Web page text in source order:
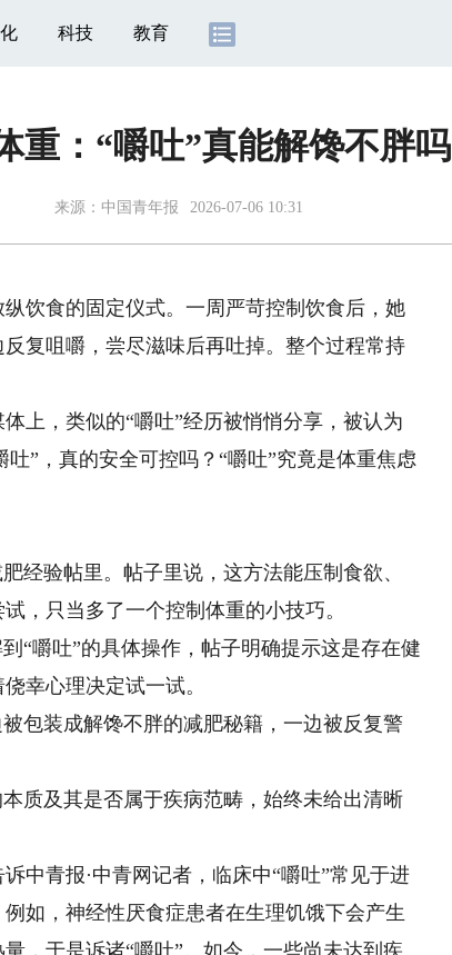
科技 教育
重：“嚼吐”真能解馋不胖吗
来源： 中国青年报 2026-07-06 10:31
食的固定仪式。一周严苛控制饮食后，她
复咀嚼，尝尽滋味后再吐掉。整个过程常持
，类似的“嚼吐”经历被悄悄分享，被认为
”，真的安全可控吗？“嚼吐”究竟是体重焦虑
验帖里。帖子里说，这方法能压制食欲、
，只当多了一个控制体重的小技巧。
吐”的具体操作，帖子明确提示这是存在健
幸心理决定试一试。
装成解馋不胖的减肥秘籍，一边被反复警
及其是否属于疾病范畴，始终未给出清晰
青报·中青网记者，临床中“嚼吐”常见于进
如，神经性厌食症患者在生理饥饿下会产生
，于是诉诸“嚼吐”。如今，一些尚未达到疾